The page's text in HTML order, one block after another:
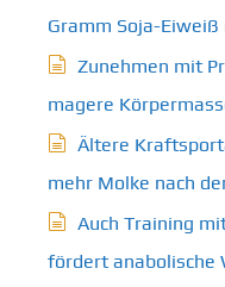
Gramm Soja-
Zunehmen mit
magere
Ältere
mehr Molke nach
Auch Training
fördert anabolische